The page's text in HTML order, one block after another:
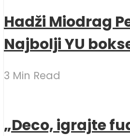
Hadži Miodrag
Najbolji YU
3 Min Read
„Deco, igrajte